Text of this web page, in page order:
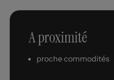
A proximité
proche commodités